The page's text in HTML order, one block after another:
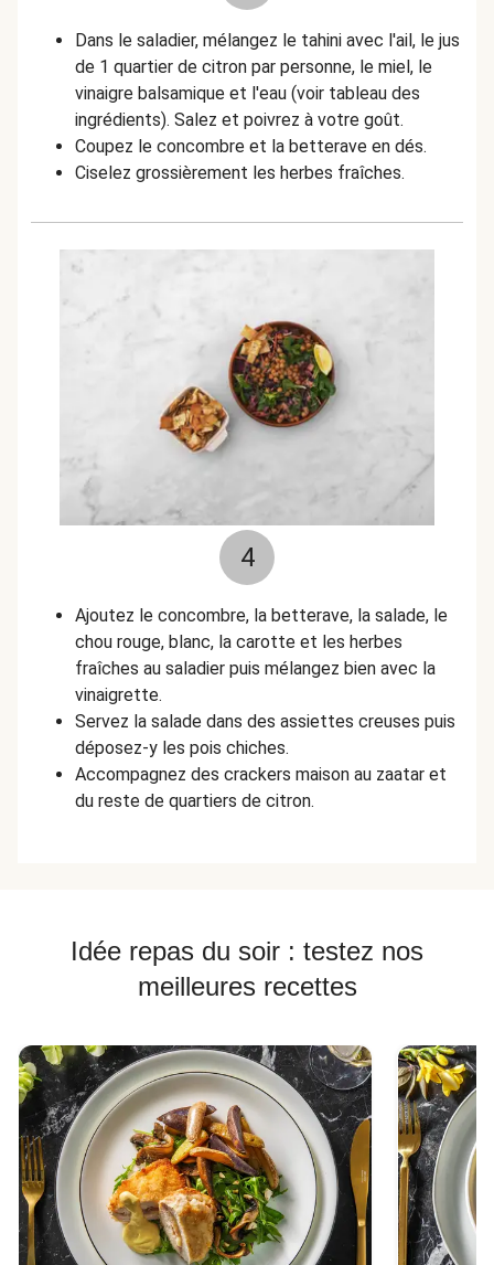
Dans le saladier, mélangez le tahini avec l'ail, le jus
de 1 quartier de citron par personne, le miel, le
vinaigre balsamique et l'eau (voir tableau des
ingrédients). Salez et poivrez à votre goût.
Coupez le concombre et la betterave en dés.
Ciselez grossièrement les herbes fraîches.
4
Ajoutez le concombre, la betterave, la salade, le
chou rouge, blanc, la carotte et les herbes
fraîches au saladier puis mélangez bien avec la
vinaigrette.
Servez la salade dans des assiettes creuses puis
déposez-y les pois chiches.
Accompagnez des crackers maison au zaatar et
du reste de quartiers de citron.
Idée repas du soir : testez nos
meilleures recettes